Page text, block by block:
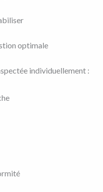
optimale
individuellement :